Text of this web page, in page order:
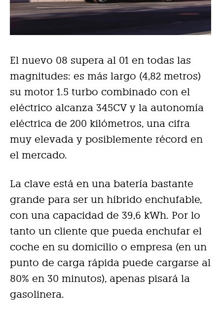
El nuevo 08 supera al 01 en todas las
magnitudes: es más largo (4,82 metros)
su motor 1.5 turbo combinado con el
eléctrico alcanza 345CV y la autonomía
eléctrica de 200 kilómetros, una cifra
muy elevada y posiblemente récord en
el mercado.
La clave está en una batería bastante
grande para ser un híbrido enchufable,
con una capacidad de 39,6 kWh. Por lo
tanto un cliente que pueda enchufar el
coche en su domicilio o empresa (en un
punto de carga rápida puede cargarse al
80% en 30 minutos), apenas pisará la
gasolinera.